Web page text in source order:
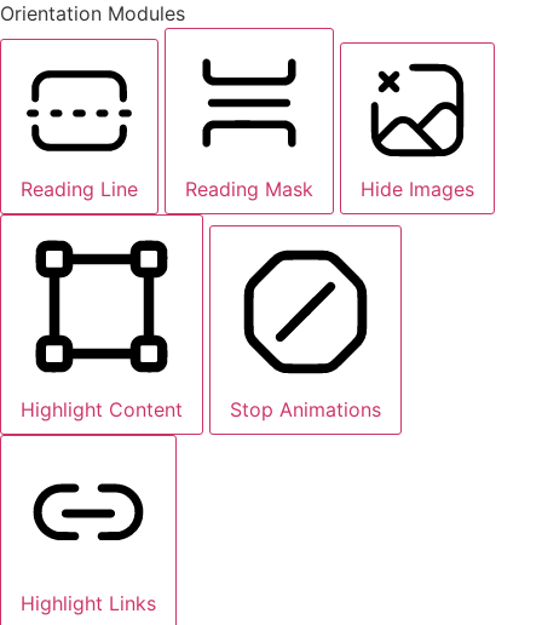
Orientation Modules
Reading Line Reading Mask Hide Images
Highlight Content Stop Animations
Highlight Links